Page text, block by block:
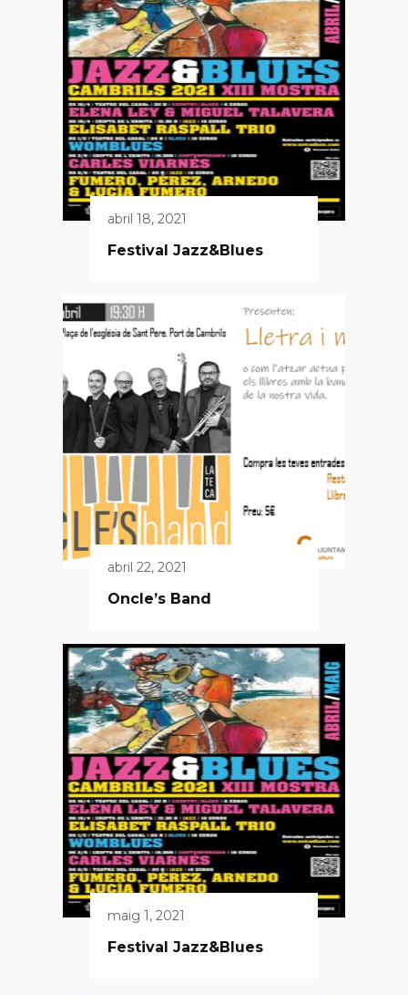
abril 18, 2021
Festival Jazz&Blues
abril 22, 2021
Oncle’s Band
maig 1, 2021
Festival Jazz&Blues